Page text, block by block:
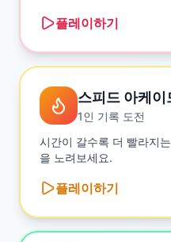
플레이하기
스피드 아케이
1인 기록 도전
시간이 갈수록 더 빨라지
을 노려보세요.
플레이하기